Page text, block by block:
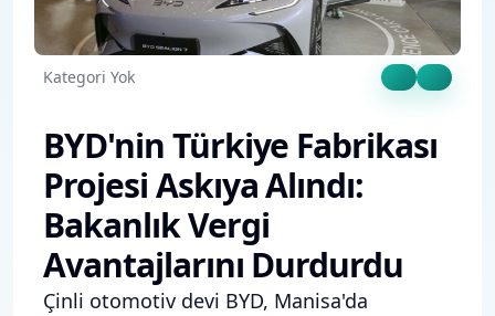
Kategori Yok
BYD'nin Türkiye Fabrikası
Projesi Askıya Alındı:
Bakanlık Vergi
Avantajlarını Durdurdu
Çinli otomotiv devi BYD, Manisa'da